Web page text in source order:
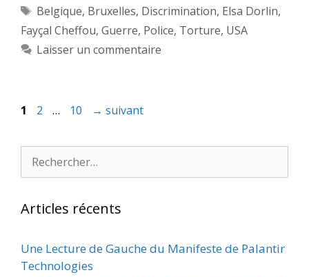
Étiquettes
Belgique, Bruxelles, Discrimination, Elsa Dorlin,
Fayçal Cheffou, Guerre, Police, Torture, USA
Laisser un commentaire
Page
1 Page
2 … Page
10 → suivant
Articles récents
Une Lecture de Gauche du Manifeste de Palantir
Technologies